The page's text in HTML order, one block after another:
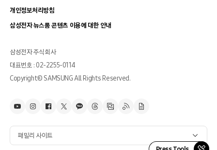
개인정보처리방침
삼성전자 뉴스룸 콘텐츠 이용에 대한 안내
삼성전자 주식회사
대표번호 : 02-2255-0114
Copyright© SAMSUNG All Rights Reserved.
패밀리 사이트